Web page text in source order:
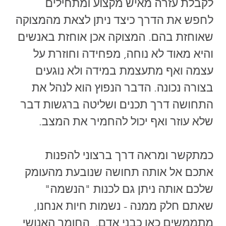
לקבלת עזרה מאיש מקצוע ומתחילים
לחפש את הדרך כיצד ניתן לצאת מהמצוקה
שאוחזת בהם. המצוקה אכן אוחזת באנשים
והיא מאוד לא נוחה, מפחידה וחוזרת על
עצמה ואף מתעצמת במידה ולא נוגעים
בצורה נכונה. הדבר הנפוץ הוא לנהל את
התחושה דרך תכנים ושליטה ברגשות דבר
שלא עוזר ואף יכול להחמיר את המצב.
כמתקשר ומראה דרך ברצוני להפנות
אתכם אל אותה תחושה שנובעת מהעומק
שלכם אותה ניתן גם לכנות "הנשמה"
שאתם חלק ממנה - נשמות חיות אנחנו,
מתממשים כאן כבני אדם.  החומר האנושי